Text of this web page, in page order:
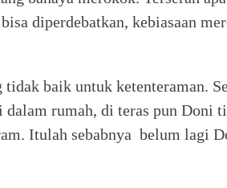
diperdebatkan, kebiasaan
baik untuk ketenteraman.
rumah, di teras pun Doni
Itulah sebabnya belum lagi